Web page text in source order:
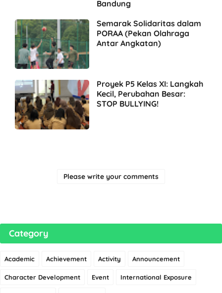
Bandung
Semarak Solidaritas dalam
PORAA (Pekan Olahraga
Antar Angkatan)
Proyek P5 Kelas XI: Langkah
Kecil, Perubahan Besar:
STOP BULLYING!
Please write your comments
Category
Academic Achievement Activity Announcement
Character Development Event International Exposure